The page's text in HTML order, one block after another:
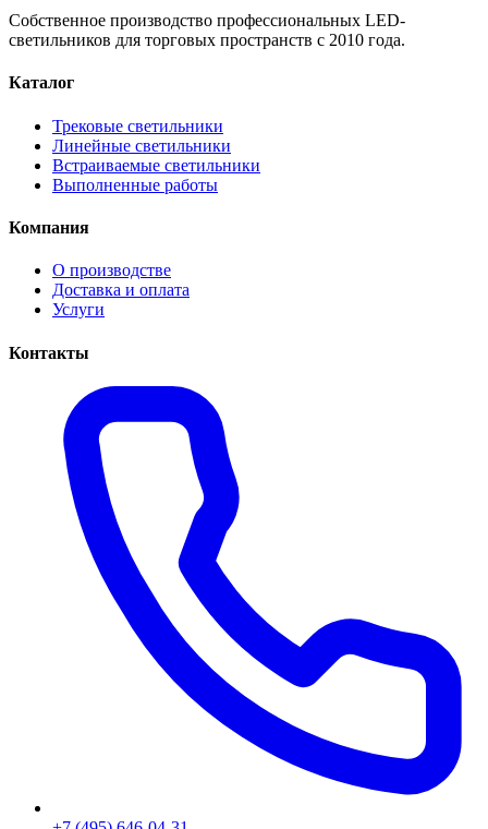
Собственное производство профессиональных LED-
светильников для торговых пространств с 2010 года.
Каталог
Трековые светильники
Линейные светильники
Встраиваемые светильники
Выполненные работы
Компания
О производстве
Доставка и оплата
Услуги
Контакты